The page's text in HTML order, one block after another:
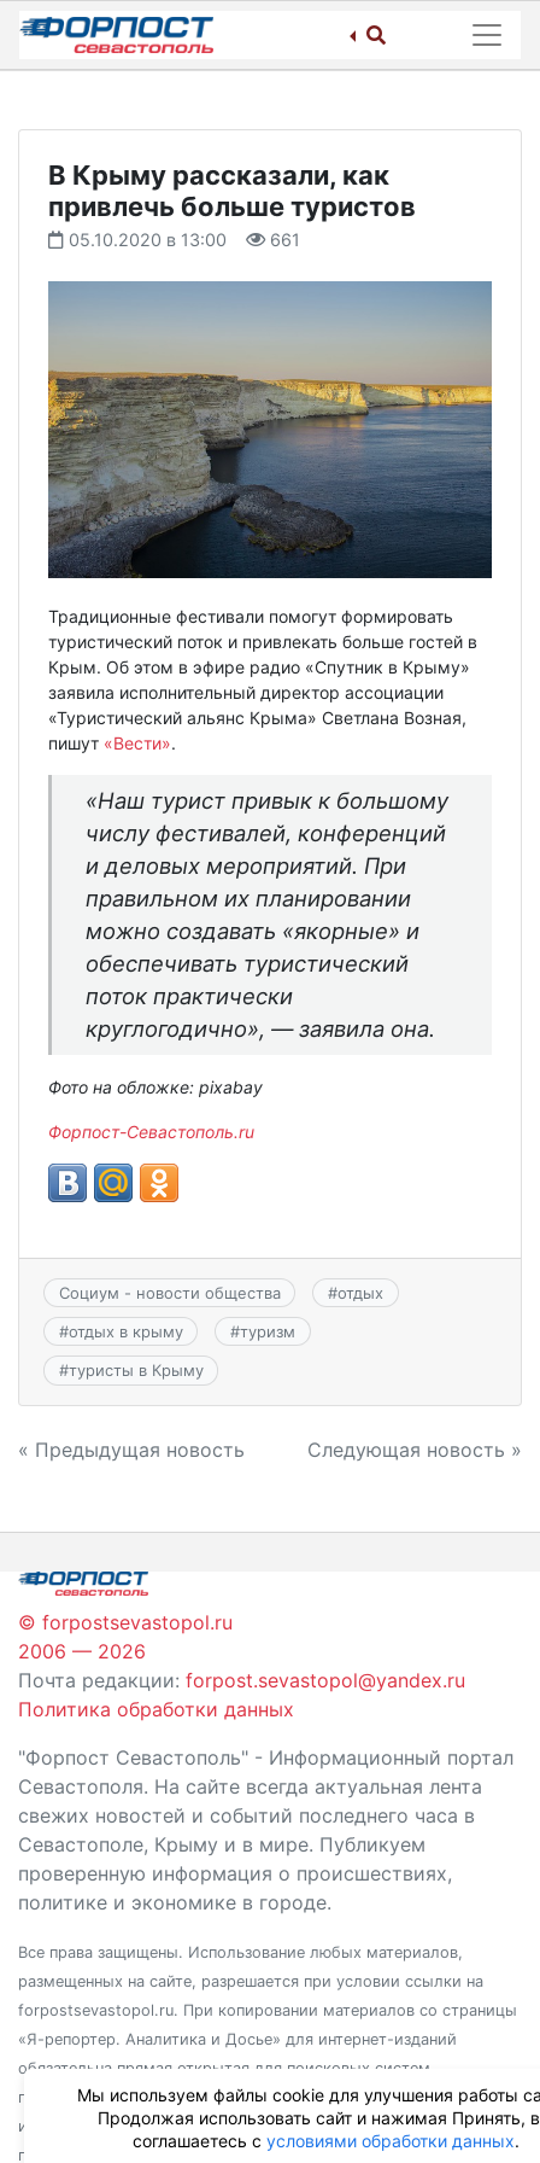
Skip
content
В Крыму рассказали, как
привлечь больше туристов
05.10.2020 в 13:00 661
Традиционные фестивали помогут формировать
туристический поток и привлекать больше гостей в
Крым. Об этом в эфире радио «Спутник в Крыму»
заявила исполнительный директор ассоциации
«Туристический альянс Крыма» Светлана Возная,
пишут «Вести».
«Наш турист привык к большому
числу фестивалей, конференций
и деловых мероприятий. При
правильном их планировании
можно создавать «якорные» и
обеспечивать туристический
поток практически
круглогодично», — заявила она.
Фото на обложке: pixabay
Форпост-Севастополь.ru
Социум - новости общества #отдых
#отдых в крыму #туризм
#туристы в Крыму
Навигация
записям
« Предыдущая новость Следующая новость »
© forpostsevastopol.ru
2006 — 2026
Почта редакции: forpost.sevastopol@yandex.ru
Политика обработки данных
"Форпост Севастополь" - Информационный портал
Севастополя. На сайте всегда актуальная лента
свежих новостей и событий последнего часа в
Севастополе, Крыму и в мире. Публикуем
проверенную информация о происшествиях,
политике и экономике в городе.
Все права защищены. Использование любых материалов,
размещенных на сайте, разрешается при условии ссылки на
forpostsevastopol.ru. При копировании материалов со страницы
«Я-репортер. Аналитика и Досье» для интернет-изданий
обязательна прямая открытая для поисковых систем
гиперссылка. Независимо от полного или частичного
использования материалов, ссылка должна быть размещена в
подзаголовке или первом абзаце материала.
Мы используем файлы cookie для улучшения работы
Продолжая использовать сайт и нажимая Принять,
соглашаетесь с условиями обработки данных.